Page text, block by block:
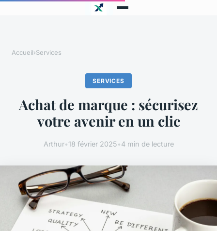
Accueil›Services
SERVICES
Achat de marque : sécurisez
votre avenir en un clic
Arthur•18 février 2025•4 min de lecture